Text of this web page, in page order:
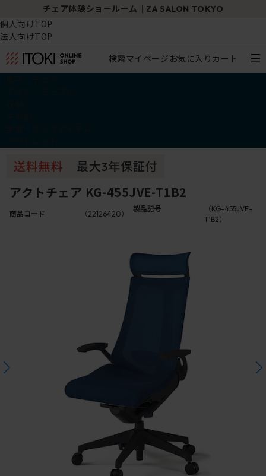
チェア体験ショールーム｜ZA SALON TOKYO
個人向けTOP
法人向けTOP
検索マイページ お気に入り カート
アクトチェア KG-455JVE-T1B2
商品コード （22126420）
製品記号
（KG-455JVE-
T1B2）